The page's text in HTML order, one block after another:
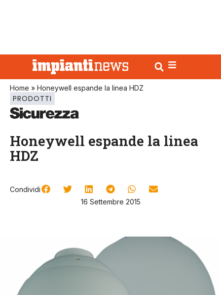
Home » Honeywell espande la linea HDZ
PRODOTTI
Honeywell espande la linea
HDZ
Condividi
16 Settembre 2015